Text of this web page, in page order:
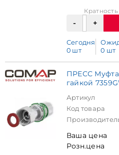
Сегодня
0 шт
0 шт
ПРЕСС Муфта
гайкой
Артикул
Код товара
Ваша цена
Розн.цена